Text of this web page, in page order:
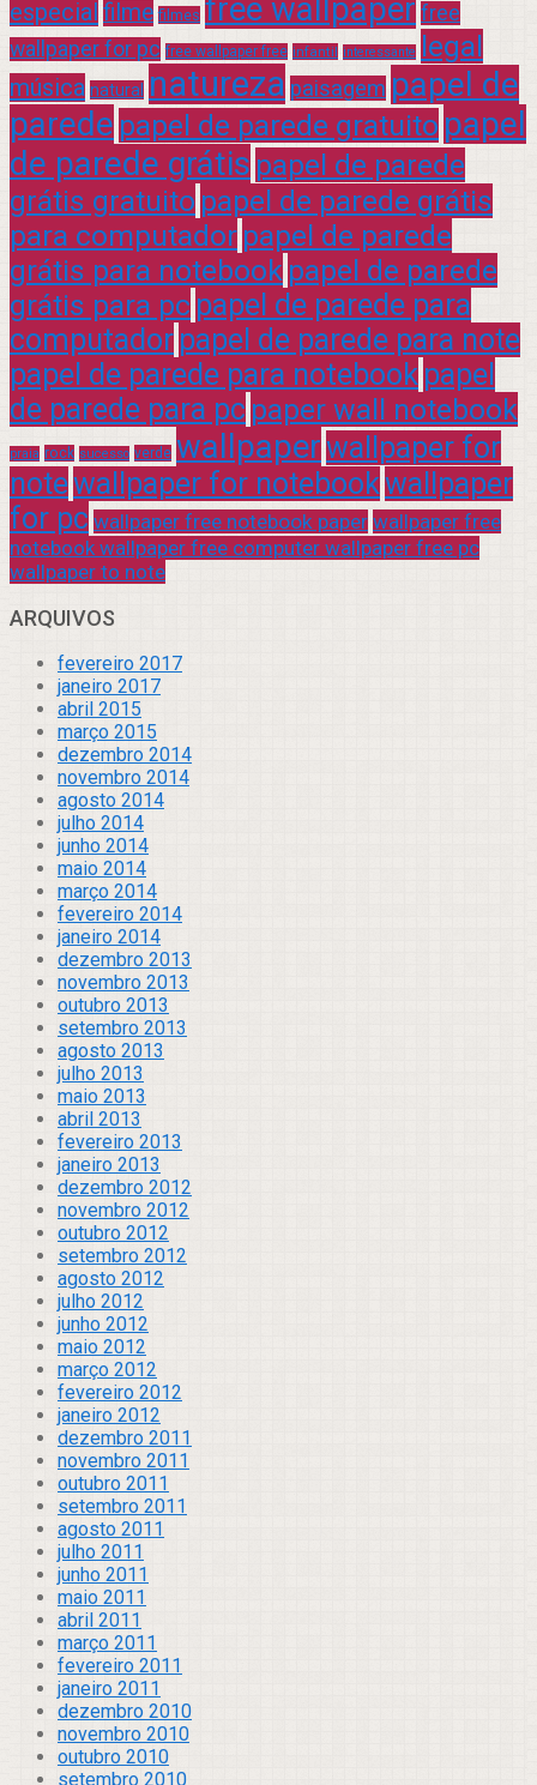
especial filme filmes free wallpaper free
wallpaper for pc free wallpaper free infantil interessante legal
música natural natureza paisagem papel de
parede papel de parede gratuito papel
de parede grátis papel de parede
grátis gratuito papel de parede grátis
para computador papel de parede
grátis para notebook papel de parede
grátis para pc papel de parede para
computador papel de parede para note
papel de parede para notebook papel
de parede para pc paper wall notebook
praia rock sucesso verde wallpaperwallpaper for
notewallpaper for notebookwallpaper
for pc wallpaper free notebook paper wallpaper free
notebook wallpaper free computer wallpaper free pc
wallpaper to note
ARQUIVOS
fevereiro 2017
janeiro 2017
abril 2015
março 2015
dezembro 2014
novembro 2014
agosto 2014
julho 2014
junho 2014
maio 2014
março 2014
fevereiro 2014
janeiro 2014
dezembro 2013
novembro 2013
outubro 2013
setembro 2013
agosto 2013
julho 2013
maio 2013
abril 2013
fevereiro 2013
janeiro 2013
dezembro 2012
novembro 2012
outubro 2012
setembro 2012
agosto 2012
julho 2012
junho 2012
maio 2012
março 2012
fevereiro 2012
janeiro 2012
dezembro 2011
novembro 2011
outubro 2011
setembro 2011
agosto 2011
julho 2011
junho 2011
maio 2011
abril 2011
março 2011
fevereiro 2011
janeiro 2011
dezembro 2010
novembro 2010
outubro 2010
setembro 2010